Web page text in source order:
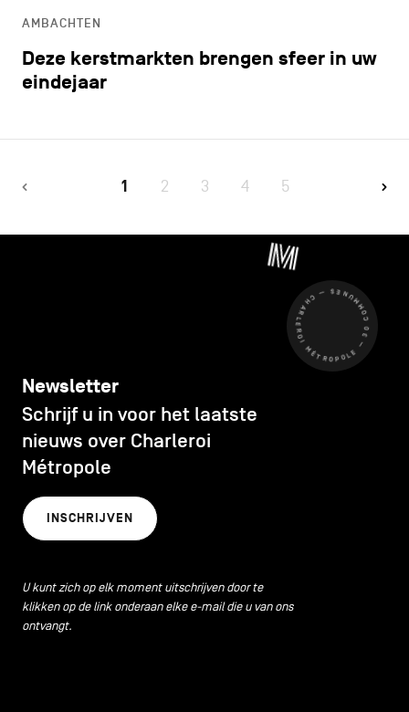
AMBACHTEN
Deze kerstmarkten brengen sfeer in uw
eindejaar
1 2 3 4 5
CHARLEROI MÉTROPOLE — 30 COMMUNES —
Newsletter
Schrijf u in voor het laatste
nieuws over Charleroi
Métropole
INSCHRIJVEN
U kunt zich op elk moment uitschrijven door te
klikken op de link onderaan elke e-mail die u van ons
ontvangt.